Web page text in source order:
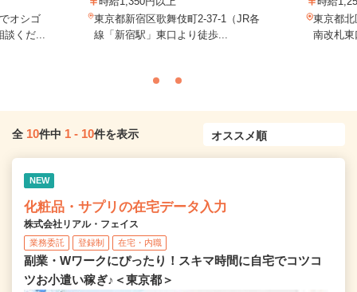
オシゴ
くだ...
東京都新宿区歌舞伎町2-37-1（JR各
線「新宿駅」東口より徒歩...
東京都北
南改札
全 10件中 1 - 10件を表示
NEW
化粧品・サプリの在宅データ入力
株式会社リアル・フェイス
業務委託 登録制 在宅・内職
副業・Wワークにぴったり！スキマ時間に自宅でコツコ
ツお小遣い稼ぎ♪＜東京都＞